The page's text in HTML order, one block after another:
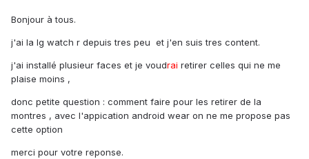
Bonjour à tous.
j'ai la lg watch r depuis tres peu et j'en suis tres content.
j'ai installé plusieur faces et je voudrai retirer celles qui ne me
plaise moins ,
donc petite question : comment faire pour les retirer de la
montres , avec l'appication android wear on ne me propose pas
cette option
merci pour votre reponse.